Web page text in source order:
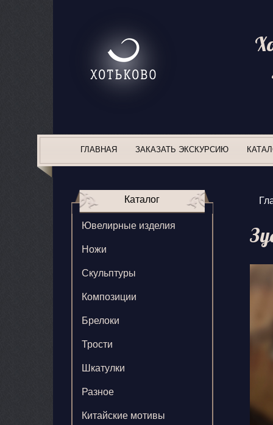
ГЛАВНАЯ ЗАКАЗАТЬ ЭКСКУРСИЮ
Каталог
Ювелирные изделия
Ножи
Скульптуры
Композиции
Брелоки
Трости
Шкатулки
Разное
Китайские мотивы